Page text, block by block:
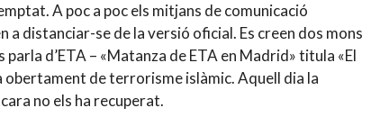
A poc a poc els mitjans de comunicació
a distanciar-se de la versió oficial. Es creen dos mons
d’ETA – «Matanza de ETA en Madrid» titula «El
obertament de terrorisme islàmic. Aquell dia la
no els ha recuperat.